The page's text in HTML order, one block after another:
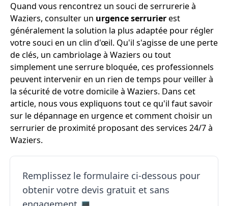
Quand vous rencontrez un souci de serrurerie à
Waziers, consulter un urgence serrurierest
généralement la solution la plus adaptée pour régler
votre souci en un clin d'œil. Qu'il s'agisse de une perte
de clés, un cambriolage à Waziers ou tout
simplement une serrure bloquée, ces professionnels
peuvent intervenir en un rien de temps pour veiller à
la sécurité de votre domicile à Waziers. Dans cet
article, nous vous expliquons tout ce qu'il faut savoir
sur le dépannage en urgence et comment choisir un
serrurier de proximité proposant des services 24/7 à
Waziers.
Remplissez le formulaire ci-dessous pour
obtenir votre devis gratuit et sans